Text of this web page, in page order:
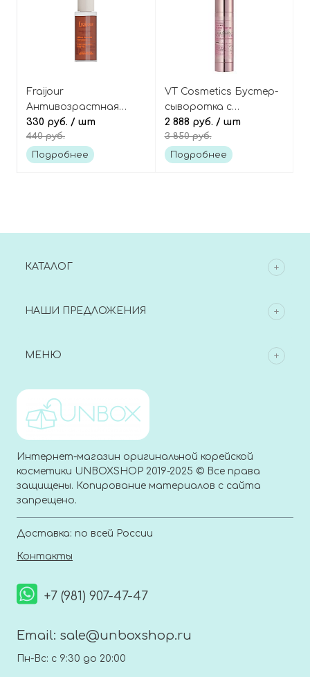
Fraijour
Антивозрастная
лифтинг-эссенция с
женьшенем и
пептидами
330 руб. / шт
440 руб.
Подробнее
VT Cosmetics Бустер-
сыворотка с
коллагеном и
микроиглами
(спикулами), Collagen
2 888 руб. / шт
3 850 руб.
Подробнее
КАТАЛОГ
НАШИ ПРЕДЛОЖЕНИЯ
МЕНЮ
Интернет-магазин оригинальной корейской
косметики UNBOXSHOP 2019-2025 © Все права
защищены. Копирование материалов с сайта
запрещено.
Доставка: по всей России
Контакты
+7 (981) 907-47-47
Email: sale@unboxshop.ru
Пн-Вс: с 9:30 до 20:00